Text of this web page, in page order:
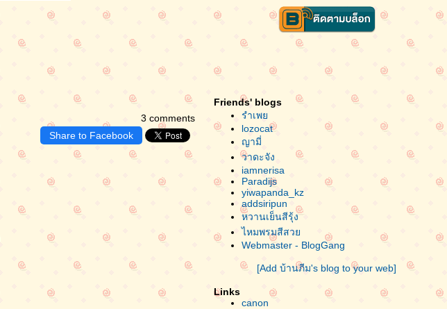
3 comments
Share to Facebook
Friends' blogs
รำเพ
lozocat
ญามี่
วาดะจัง
iamnerisa
Paradijs
yiwapanda_kz
addsiripun
หวานเย็นสีรุ้ง
ไหมพรมสีสว
Webmaster - BlogGang
[Add บ้านภีม's blog to your web]
Links
canon